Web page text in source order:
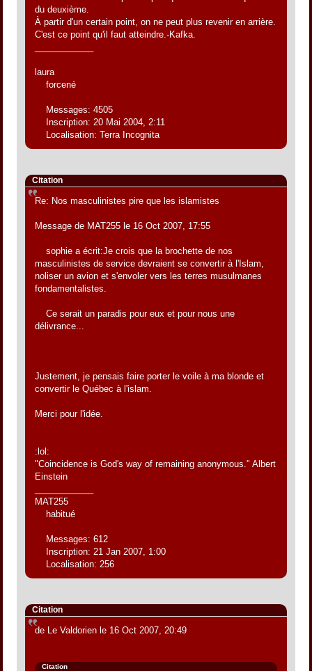
du deuxième.
À partir d'un certain point, on ne peut plus revenir en arrière.
C'est ce point qu'il faut atteindre.-Kafka.
laura
forcené
Messages: 4505
Inscription: 20 Mai 2004, 2:11
Localisation: Terra Incognita
Citation
Re: Nos masculinistes pire que les islamistes
Message de MAT255 le 16 Oct 2007, 17:55
sophie a écrit:Je crois que la brochette de nos
masculinistes de service devraient se convertir à l'Islam,
noliser un avion et s'envoler vers les terres musulmanes
fondamentalistes.
Ce serait un paradis pour eux et pour nous une
délivrance...
Justement, je pensais faire porter le voile à ma blonde et
convertir le Québec à l'islam.
Merci pour l'idée.
:lol:
"Coincidence is God's way of remaining anonymous." Albert
Einstein
MAT255
habitué
Messages: 612
Inscription: 21 Jan 2007, 1:00
Localisation: 256
Citation
de Le Valdorien le 16 Oct 2007, 20:49
Citation